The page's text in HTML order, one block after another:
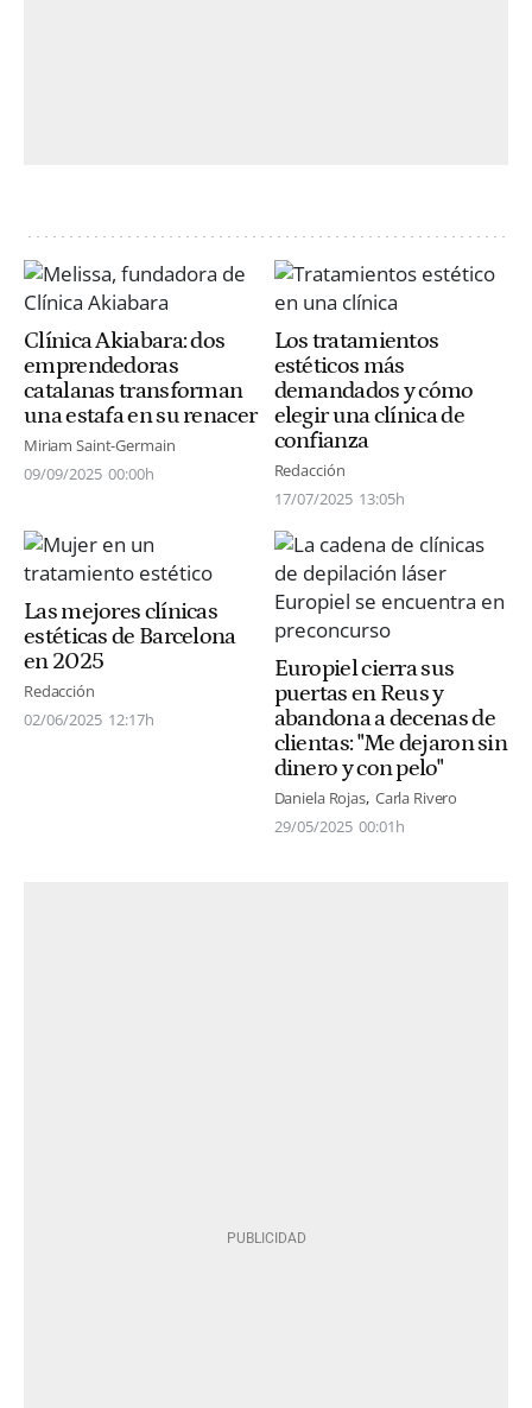
Clínica Akiabara: dos
emprendedoras
catalanas transforman
una estafa en su renacer
Miriam Saint-Germain
09/09/2025 00:00h
Los tratamientos
estéticos más
demandados y cómo
elegir una clínica de
confianza
Redacción
17/07/2025 13:05h
Las mejores clínicas
estéticas de Barcelona
en 2025
Redacción
02/06/2025 12:17h
Europiel cierra sus
puertas en Reus y
abandona a decenas de
clientas: "Me dejaron sin
dinero y con pelo"
Daniela Rojas Carla Rivero
29/05/2025 00:01h